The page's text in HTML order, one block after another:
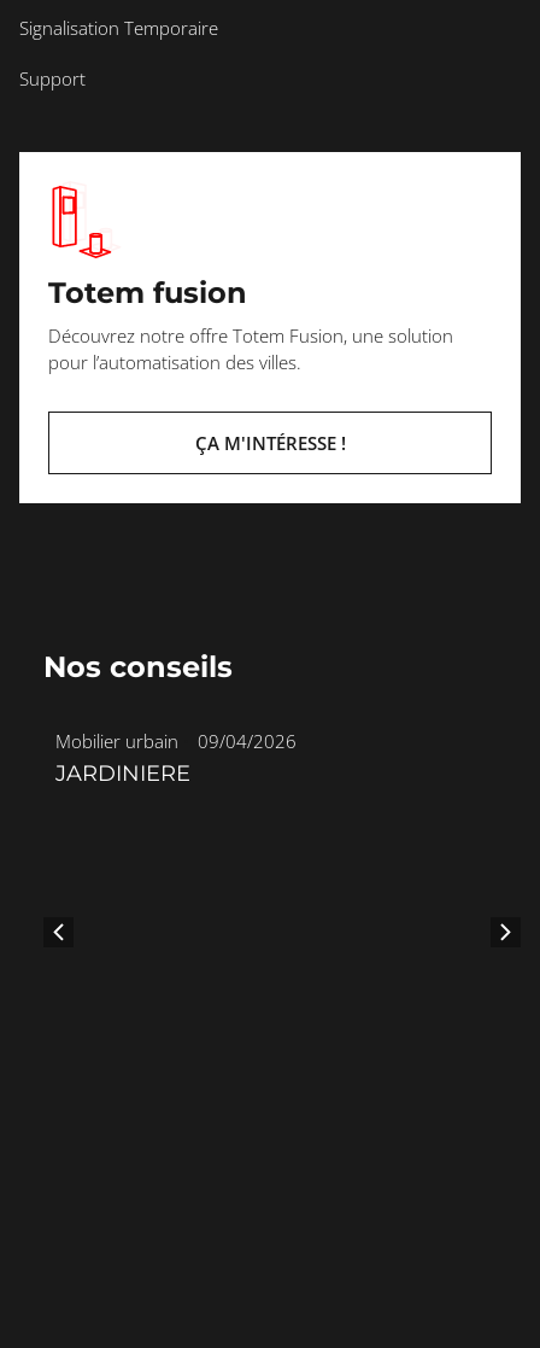
Signalisation Temporaire
Support
Totem fusion
Découvrez notre offre Totem Fusion, une solution
pour l’automatisation des villes.
ÇA M'INTÉRESSE !
Nos conseils
Mobilier urbain 09/04/2026
JARDINIERE